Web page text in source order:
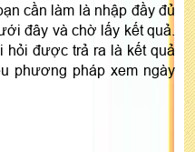
cần làm là nhập đầy đủ
đây và chờ lấy kết quả.
hỏi được trả ra là kết quả
phương pháp xem ngày